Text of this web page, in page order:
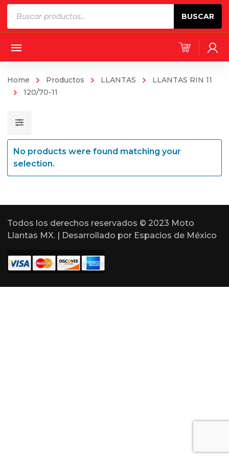
BUSCAR
Home Productos LLANTAS
LLANTAS RIN 11
120/70-11
No products were found matching your
selection.
Todos los derechos reservados © 2023 Moto
Llantas MX. | Desarrollado por Espacios de México